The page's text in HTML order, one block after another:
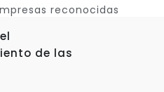
de las
reconocidas